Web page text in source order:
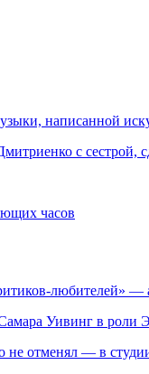
написанной
с сестрой,
часов
любителей»
Уивинг в
отменял — в